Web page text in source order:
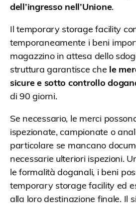
dell’ingresso nell’Unione.
Il temporary storage facility
temporaneamente i beni
magazzino in attesa dello
struttura garantisce che le
sicure e sotto controllo
di 90 giorni.
Se necessario, le merci
ispezionate, campionate o
particolare se mancano
necessarie ulteriori ispezioni.
le formalità doganali, i beni
temporary storage facility ed
alla loro destinazione finale. Il